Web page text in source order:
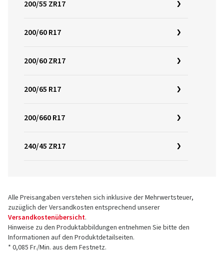
200/55 ZR17
200/60 R17
200/60 ZR17
200/65 R17
200/660 R17
240/45 ZR17
Alle Preisangaben verstehen sich inklusive der Mehrwertsteuer,
zuzüglich der Versandkosten entsprechend unserer
Versandkostenübersicht.
Hinweise zu den Produktabbildungen entnehmen Sie bitte den
Informationen auf den Produktdetailseiten.
* 0,085 Fr./Min. aus dem Festnetz.